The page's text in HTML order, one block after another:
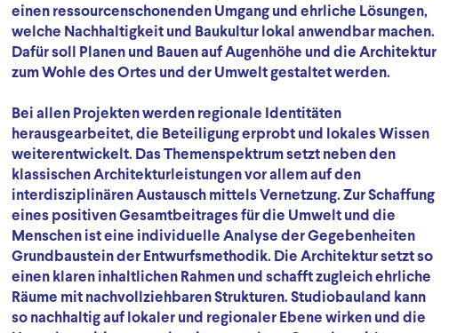
einen ressourcenschonenden Umgang und ehrliche Lösungen,
welche Nachhaltigkeit und Baukultur lokal anwendbar machen.
Dafür soll Planen und Bauen auf Augenhöhe und die Architektur
zum Wohle des Ortes und der Umwelt gestaltet werden.
Bei allen Projekten werden regionale Identitäten
herausgearbeitet, die Beteiligung erprobt und lokales Wissen
weiterentwickelt. Das Themenspektrum setzt neben den
klassischen Architekturleistungen vor allem auf den
interdisziplinären Austausch mittels Vernetzung. Zur Schaffung
eines positiven Gesamtbeitrages für die Umwelt und die
Menschen ist eine individuelle Analyse der Gegebenheiten
Grundbaustein der Entwurfsmethodik. Die Architektur setzt so
einen klaren inhaltlichen Rahmen und schafft zugleich ehrliche
Räume mit nachvollziehbaren Strukturen. Studiobauland kann
so nachhaltig auf lokaler und regionaler Ebene wirken und die